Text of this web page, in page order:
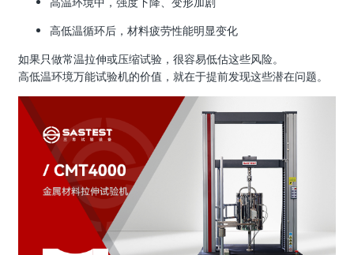
高低温循环后，材料疲劳性能明显变化
如果只做常温拉伸或压缩试验，很容易低估这些风险。
高低温环境万能试验机的价值，就在于提前发现这些潜在问题。